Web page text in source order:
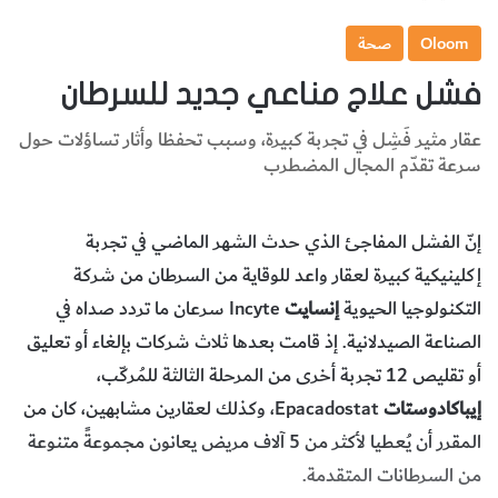
Oloom صحة
فشل علاج مناعي جديد للسرطان
عقار مثير فَشِل في تجربة كبيرة، وسبب تحفظا وأثار تساؤلات حول
سرعة تقدّم المجال المضطرب
إنّ الفشل المفاجئ الذي حدث الشهر الماضي في تجربة
إكلينيكية كبيرة لعقار واعد للوقاية من السرطان من شركة
التكنولوجيا الحيويةإنسايت
Incyte سرعان ما تردد صداه في
الصناعة الصيدلانية. إذ قامت بعدها ثلاث شركات بإلغاء أو تعليق
أو تقليص 12 تجربة أخرى من المرحلة الثالثة للمُركّب،
إيباكادوستات
Epacadostat، وكذلك لعقارين مشابهين، كان من
المقرر أن يُعطيا لأكثر من 5 آلاف مريض يعانون مجموعةً متنوعة
من السرطانات المتقدمة.